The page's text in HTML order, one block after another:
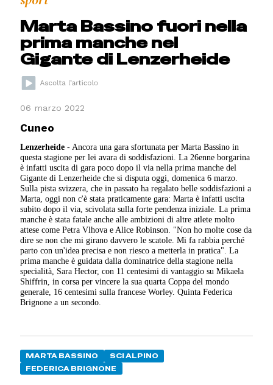
Marta Bassino fuori nella
prima manche nel
Gigante di Lenzerheide
06 marzo 2022
Cuneo
Lenzerheide - Ancora una gara sfortunata per Marta Bassino in
questa stagione per lei avara di soddisfazioni. La 26enne borgarina
è infatti uscita di gara poco dopo il via nella prima manche del
Gigante di Lenzerheide che si disputa oggi, domenica 6 marzo.
Sulla pista svizzera, che in passato ha regalato belle soddisfazioni a
Marta, oggi non c'è stata praticamente gara: Marta è infatti uscita
subito dopo il via, scivolata sulla forte pendenza iniziale. La prima
manche è stata fatale anche alle ambizioni di altre atlete molto
attese come Petra Vlhova e Alice Robinson. "Non ho molte cose da
dire se non che mi girano davvero le scatole. Mi fa rabbia perché
parto con un'idea precisa e non riesco a metterla in pratica". La
prima manche è guidata dalla dominatrice della stagione nella
specialità, Sara Hector, con 11 centesimi di vantaggio su Mikaela
Shiffrin, in corsa per vincere la sua quarta Coppa del mondo
generale, 16 centesimi sulla francese Worley. Quinta Federica
Brignone a un secondo.
MARTA BASSINO
SCI ALPINO
FEDERICA BRIGNONE